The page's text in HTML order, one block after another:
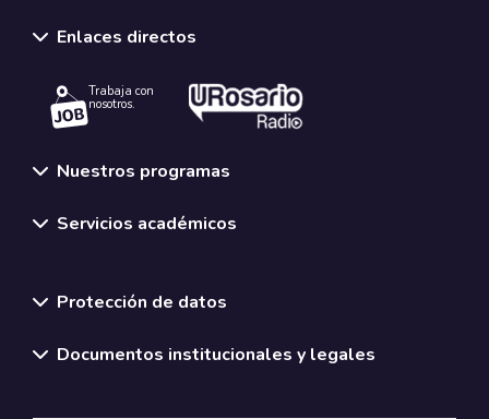
Enlaces directos
Trabaja con
nosotros.
Nuestros programas
Servicios académicos
Protección de datos
Documentos institucionales y legales